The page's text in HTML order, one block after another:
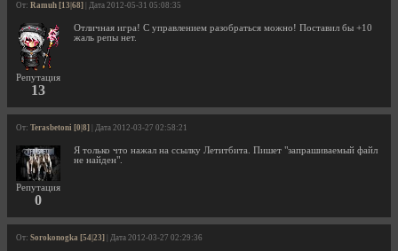
От: Ramuh [13|68] | Дата 2012-05-31 05:08:35
Репутация
13
Отличная игра! С управлением разобраться можно! Поставил бы +10
жаль репы нет.
От: Terasbetoni [0|8] | Дата 2012-03-27 02:58:21
Репутация
0
Я только что нажал на ссылку Летитбита. Пишет "запрашиваемый файл
не найден".
От: Sorokonogka [54|23] | Дата 2012-03-27 02:29:36